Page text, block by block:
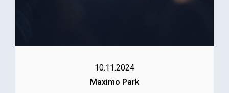
10.11.2024
Maximo Park